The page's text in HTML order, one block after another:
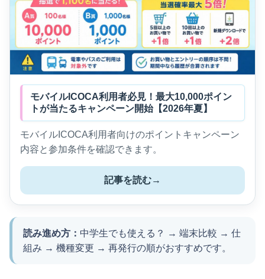
モバイルICOCA利用者必見！最大10,000ポイン
トが当たるキャンペーン開始【2026年夏】
モバイルICOCA利用者向けのポイントキャンペーン
内容と参加条件を確認できます。
記事を読む→
読み進め方： 中学生でも使える？ → 端末比較 → 仕
組み → 機種変更 → 再発行の順がおすすめです。